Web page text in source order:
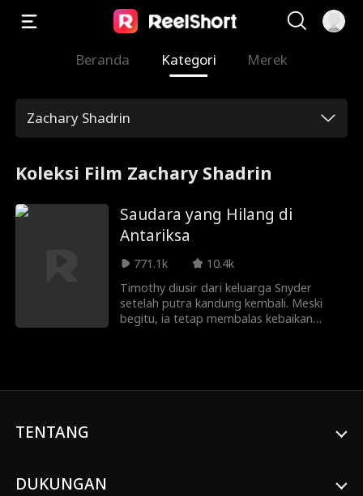
Beranda Kategori Merek
Zachary Shadrin
Koleksi Film Zachary Shadrin
Saudara yang Hilang di
Antariksa
771.1k
10.4k
Timothy diusir dari keluarga Snyder
setelah putra kandung kembali. Meski
begitu, ia tetap membalas kebaikan
keluarganya menyesal terlalu lambat.
TENTANG
DUKUNGAN